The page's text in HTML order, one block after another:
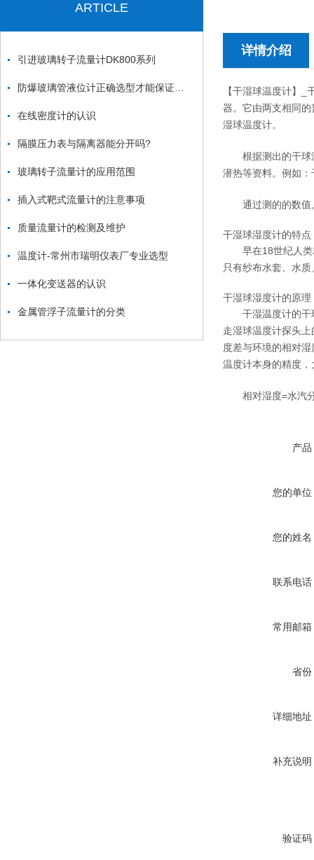
ARTICLE
引进玻璃转子流量计DK800系列
在线密度计的认识
隔膜压力表与隔离器能分开吗?
玻璃转子流量计的应用范围
插入式靶式流量计的注意事项
质量流量计的检测及维护
温度计-常州市瑞明仪表厂专业选型
一体化变送器的认识
金属管浮子流量计的分类
详情介绍
【干湿球温度计】
器。它由两支相同
湿球温度计。
根据测出的干球温
潜热等资料。例如
通过测的的数值,
干湿球湿度计的特点
早在18世纪人类就
只有纱布水套、水
干湿球湿度计的原理
干湿温度计的干球
走湿球温度计探头
度差与环境的相对
温度计本身的精度
相对湿度=水汽分
产品
您的单位
您的姓名
联系电话
常用邮箱
省份
详细地址
补充说明
验证码